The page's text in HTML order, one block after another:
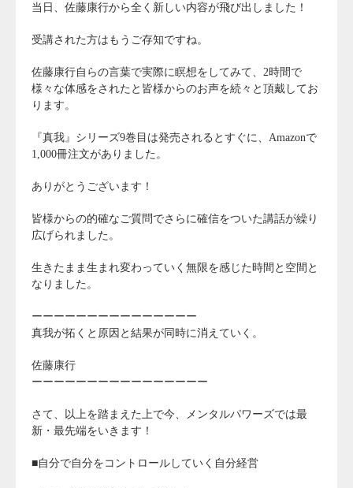
当日、佐藤康行から全く新しい内容が飛び出しました！
受講された方はもうご存知ですね。
佐藤康行自らの言葉で実際に瞑想をしてみて、2時間で
様々な体感をされたと皆様からのお声を続々と頂戴してお
ります。
『真我』シリーズ9巻目は発売されるとすぐに、Amazonで
1,000冊注文がありました。
ありがとうございます！
皆様からの的確なご質問でさらに確信をついた講話が繰り
広げられました。
生きたまま生まれ変わっていく無限を感じた時間と空間と
なりました。
ーーーーーーーーーーーーーーー
真我が拓くと原因と結果が同時に消えていく。
佐藤康行
ーーーーーーーーーーーーーーーー
さて、以上を踏まえた上で今、メンタルパワーズでは最
新・最先端をいきます！
■自分で自分をコントロールしていく自分経営